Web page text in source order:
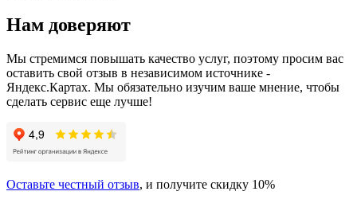
Нам доверяют
Мы стремимся повышать качество услуг, поэтому просим вас
оставить свой отзыв в независимом источнике -
Яндекс.Картах. Мы обязательно изучим ваше мнение, чтобы
сделать сервис еще лучше!
Оставьте честный отзыв, и получите скидку 10%